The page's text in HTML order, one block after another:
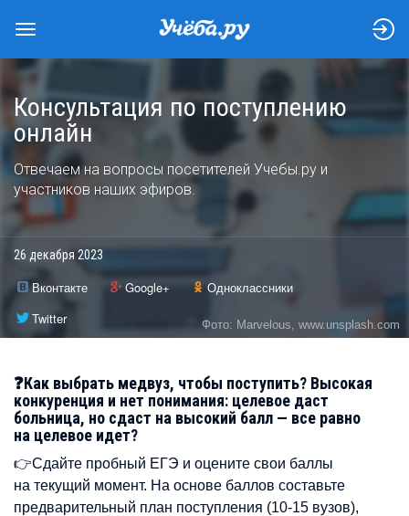
Консультация по поступлению
онлайн
Отвечаем на вопросы посетителей Учебы.ру и
участников наших эфиров.
26 декабря 2023
Вконтакте Google+
Одноклассники
Twitter
Фото: Marvelous, www.unsplash.com
❓Как выбрать медвуз, чтобы поступить? Высокая
конкуренция и нет понимания: целевое даст
больница, но сдаст на высокий балл — все равно
на целевое идет?
👉Сдайте пробный ЕГЭ и оцените свои баллы
на текущий момент. На основе баллов составьте
предварительный план поступления (10-15 вузов),